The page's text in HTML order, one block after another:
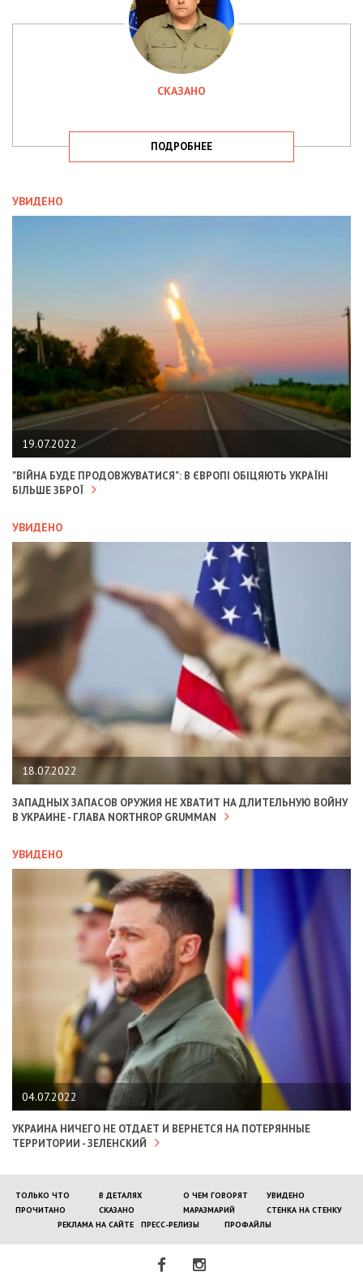
СКАЗАНО
ПОДРОБНЕЕ
УВИДЕНО
19.07.2022
"ВІЙНА БУДЕ ПРОДОВЖУВАТИСЯ": В ЄВРОПІ ОБІЦЯЮТЬ УКРАЇНІ
БІЛЬШЕ ЗБРОЇ
УВИДЕНО
18.07.2022
ЗАПАДНЫХ ЗАПАСОВ ОРУЖИЯ НЕ ХВАТИТ НА ДЛИТЕЛЬНУЮ ВОЙНУ
В УКРАИНЕ - ГЛАВА NORTHROP GRUMMAN
УВИДЕНО
04.07.2022
УКРАИНА НИЧЕГО НЕ ОТДАЕТ И ВЕРНЕТСЯ НА ПОТЕРЯННЫЕ
ТЕРРИТОРИИ - ЗЕЛЕНСКИЙ
ТОЛЬКО ЧТО В ДЕТАЛЯХ О ЧЕМ ГОВОРЯТ
УВИДЕНО
ПРОЧИТАНО
СКАЗАНО МАРАЗМАРИЙ
СТЕНКА НА СТЕНКУ
РЕКЛАМА НА САЙТЕ
ПРЕСС-РЕЛИЗЫ ПРОФАЙЛЫ